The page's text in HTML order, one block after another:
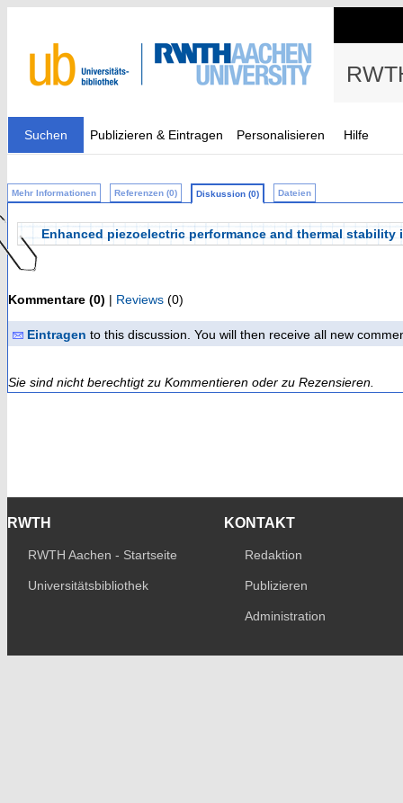
Suchen Publizieren & Eintragen Personalisieren Hilfe
Mehr Informationen Referenzen (0) Diskussion (0) Dateien
Enhanced piezoelectric performance and thermal stability
Kommentare (0) | Reviews (0)
Eintragen to this discussion. You will then receive all new
Sie sind nicht berechtigt zu Kommentieren oder zu Rezensieren.
RWTH
RWTH Aachen - Startseite
Universitätsbibliothek
KONTAKT
Redaktion
Publizieren
Administration